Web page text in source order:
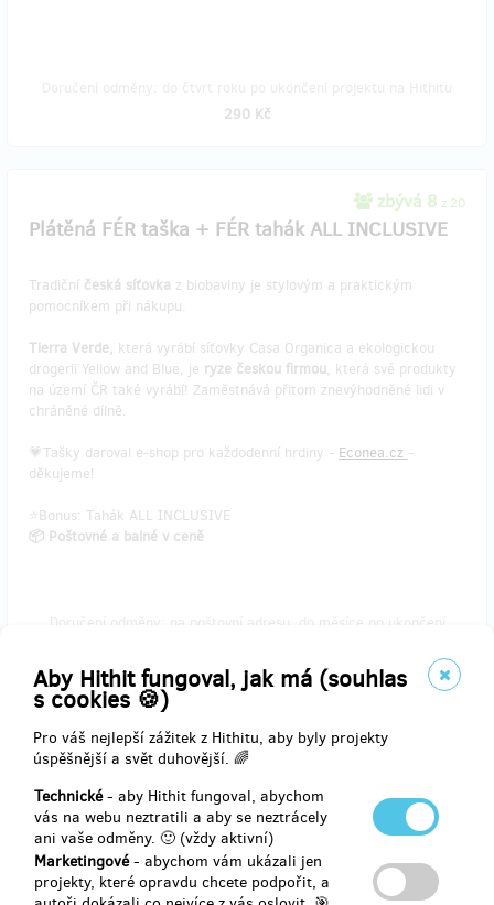
Aby Hithit fungoval, jak má (souhlas
s cookies 🍪)
Pro váš nejlepší zážitek z Hithitu, aby byly projekty
úspěšnější a svět duhovější. 🌈
Technické- aby Hithit fungoval, abychom
vás na webu neztratili a aby se neztrácely
ani vaše odměny. 🙂 (vždy aktivní)
Marketingové- abychom vám ukázali jen
projekty, které opravdu chcete podpořit, a
290 Kč
zbývá 8 z 20
Plátěná FÉR taška + FÉR tahák ALL INCLUSIVE
Tradiční česká síťovka z biobavlny je stylovým a praktickým
pomocníkem při nákupu.
Tierra Verde, která vyrábí síťovky Casa Organica a ekologickou
drogerii Yellow and Blue, je ryze českou firmou, která své produkty
na území ČR také vyrábí! Zaměstnává přitom znevýhodněné lidi v
chráněné dílně.
💗Tašky daroval e-shop pro každodenní hrdiny - Econea.cz -
děkujeme!
⭐Bonus: Tahák ALL INCLUSIVE
📦 Poštovné a balné v ceně
Doručení odměny: na poštovní adresu, do měsíce po ukončení
350 Kč
FÉR mycí prostředky na nádobí + tahák ALL
INCLUSIVE
Buďte FÉR i k životnímu prostředí!